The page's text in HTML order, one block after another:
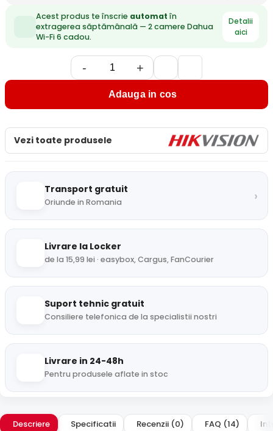
Acest produs te înscrie automat în
extragerea săptămânală — 2 camere Dahua
Wi-Fi 6 cadou.
Detalii
aici
- +
Adauga in cos
Vezi toate produsele
Transport gratuit
Oriunde in Romania ›
Livrare la Locker
de la 15,99 lei · easybox, Cargus, FanCourier
Suport tehnic gratuit
Consiliere telefonica de la specialistii nostri
Livrare in 24-48h
Pentru produsele aflate in stoc
Descriere Specificatii Recenzii (0) FAQ (14)